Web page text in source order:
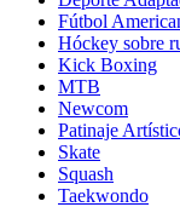
Fútbol
Hóckey sobre
Kick Boxing
MTB
Newcom
Patinaje
Skate
Squash
Taekwondo